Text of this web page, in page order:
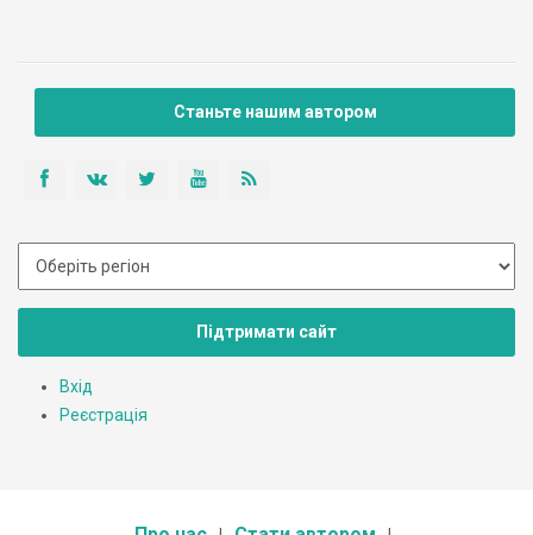
Станьте нашим автором
Підтримати сайт
Вхід
Реєстрація